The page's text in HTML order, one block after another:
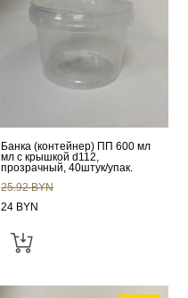
Банка (контейнер) ПП 600 мл
мл с крышкой d112,
прозрачный, 40штук/упак.
25.92 BYN
24 BYN